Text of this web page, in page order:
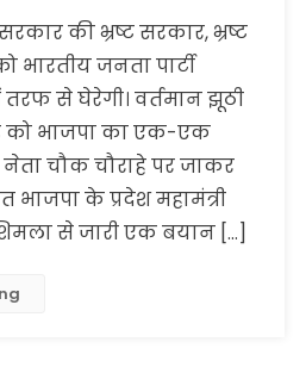
की भ्रष्ट सरकार, भ्रष्ट
भारतीय जनता पार्टी
तरफ से घेरेगी। वर्तमान झूठी
को भाजपा का एक-एक
नेता चौक चौराहे पर जाकर
भाजपा के प्रदेश महामंत्री
से जारी एक बयान […]